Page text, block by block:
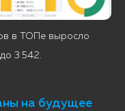
в ТОПе выросло
3 542.
на будущее